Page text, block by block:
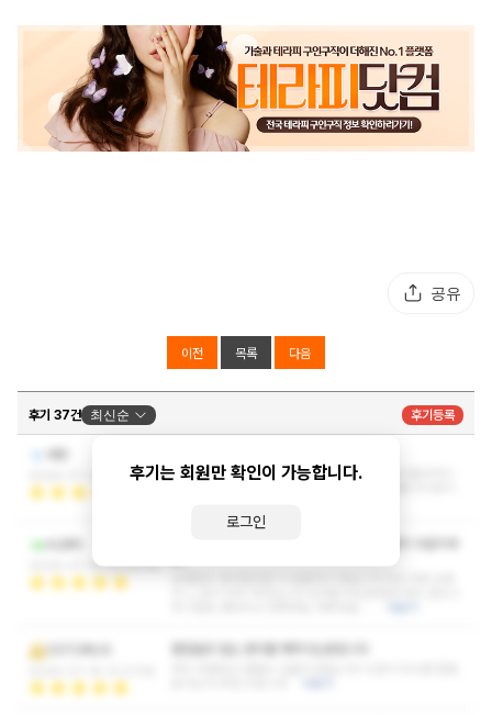
공유
이전 목록 다음
후기 37건 최신순 후기등록
후기는 회원만 확인이 가능합니다.
로그인
2026-07-22 10:55:36
관리가 미쳤다고 할수 있죠.. 기본 건식부터 깔고 들어가시
2026-07-19 10:39:08